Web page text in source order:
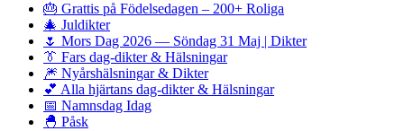
🎂 Grattis på Födelsedagen – 200+ Roliga
🎄 Juldikter
🌷 Mors Dag 2026 — Söndag 31 Maj | Dikter
👔 Fars dag-dikter & Hälsningar
🎆 Nyårshälsningar & Dikter
💕 Alla hjärtans dag-dikter & Hälsningar
📅 Namnsdag Idag
🐣 Påsk